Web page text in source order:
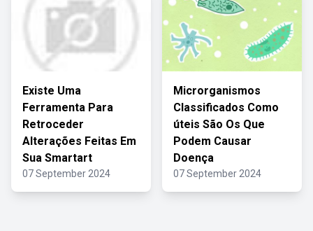
Existe Uma
Ferramenta Para
Retroceder
Alterações Feitas Em
Sua Smartart
07 September 2024
Microrganismos
Classificados Como
úteis São Os Que
Podem Causar
Doença
07 September 2024